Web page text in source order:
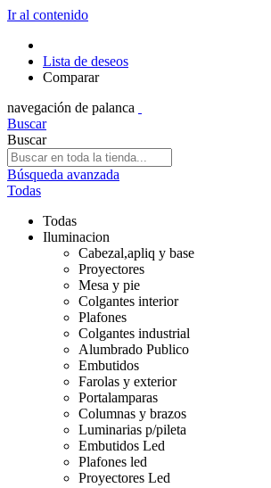
Ir al contenido
Lista de deseos
Comparar
navegación de palanca
Buscar
Buscar
Búsqueda avanzada
Todas
Todas
Iluminacion
Cabezal,apliq y base
Proyectores
Mesa y pie
Colgantes interior
Plafones
Colgantes industrial
Alumbrado Publico
Embutidos
Farolas y exterior
Portalamparas
Columnas y brazos
Luminarias p/pileta
Embutidos Led
Plafones led
Proyectores Led